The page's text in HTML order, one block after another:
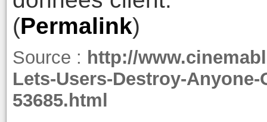
(Permalink)
Source : http://
Lets-Users-Destroy-
53685.html